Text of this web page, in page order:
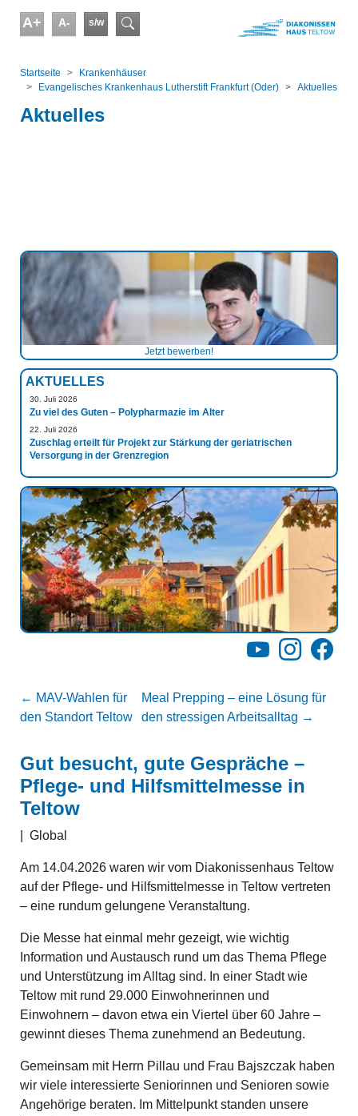
A+ A- s/w Suchformular
Startseite
Kranken­häuser
Evangelisches Krankenhaus Lutherstift Frankfurt (Oder)
Aktuelles
Aktuelles
Jetzt bewerben!
AKTUELLES
30. Juli 2026
Zu viel des Guten – Polypharmazie im Alter
22. Juli 2026
Zuschlag erteilt für Projekt zur Stärkung der geriatrischen
Versorgung in der Grenzregion
YouTubeInstagram
← MAV-Wahlen für
den Standort Teltow
Meal Prepping – eine Lösung für
den stressigen Arbeitsalltag →
Gut besucht, gute Gespräche –
Pflege- und Hilfsmittelmesse in
Teltow
Global
Am 14.04.2026 waren wir vom Diakonissenhaus Teltow
auf der Pflege- und Hilfsmittelmesse in Teltow vertreten
– eine rundum gelungene Veranstaltung.
Die Messe hat einmal mehr gezeigt, wie wichtig
Information und Austausch rund um das Thema Pflege
und Unterstützung im Alltag sind. In einer Stadt wie
Teltow mit rund 29.000 Einwohnerinnen und
Einwohnern – davon etwa ein Viertel über 60 Jahre –
gewinnt dieses Thema zunehmend an Bedeutung.
Gemeinsam mit Herrn Pillau und Frau Bajszczak haben
wir viele interessierte Seniorinnen und Senioren sowie
Angehörige beraten. Im Mittelpunkt standen unsere